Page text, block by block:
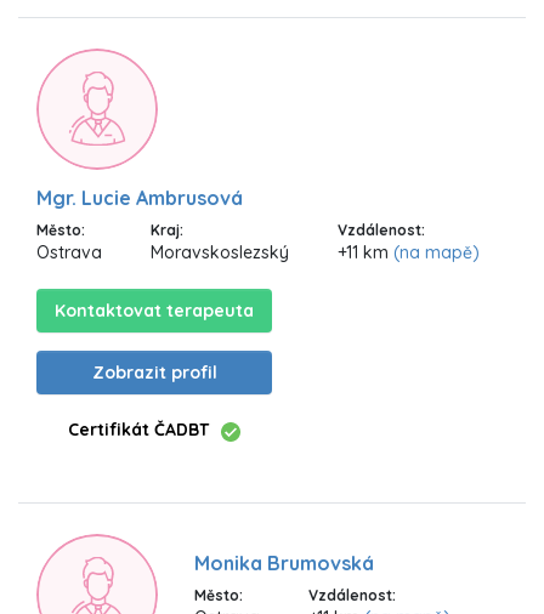
Mgr. Lucie Ambrusová
Město:
Ostrava
Kraj:
Moravskoslezský
Vzdálenost:
+11 km (na mapě)
Kontaktovat terapeuta
Zobrazit profil
Certifikát ČADBT
Monika Brumovská
Město: Vzdálenost: